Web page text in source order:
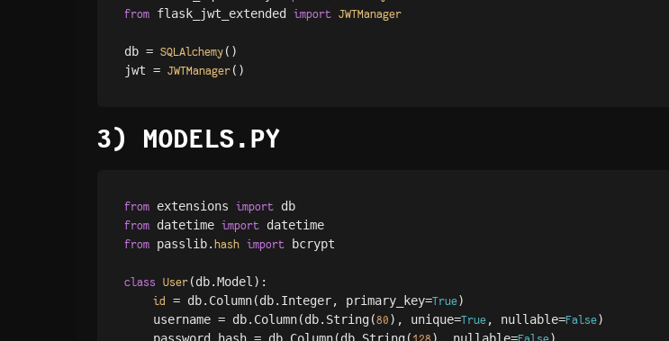
from flask_jwt_extended import JWTManager
db = SQLAlchemy ()
jwt = JWTManager
3) MODELS.PY
from extensions import
from datetime import
from passlib. hash import bcrypt
class User (db.Model):
id = db.Column(db.Integer, primary_key=True)
    username = db.Column(db.String(
80 ), unique=True , nullable=False)